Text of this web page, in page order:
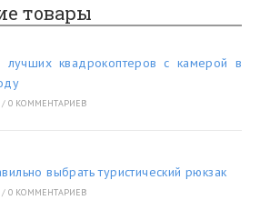
товары
лучших квадрокоптеров с камерой в
/ 0 КОММЕНТАРИЕВ
выбрать туристический рюкзак
/ 0 КОММЕНТАРИЕВ